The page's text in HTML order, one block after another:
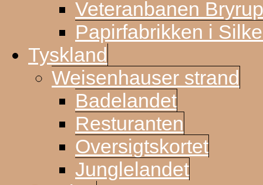
Veteranbanen
Papirfabrikken i
Tyskland
Weisenhauser strand
Badelandet
Resturanten
Oversigtskortet
Junglelandet